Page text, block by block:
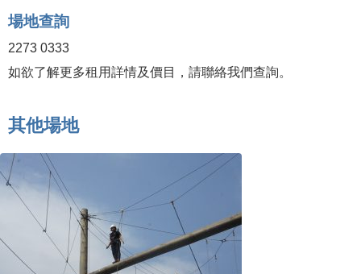
場地查詢
2273 0333
如欲了解更多租用詳情及價目，請聯絡我們查詢。
其他場地